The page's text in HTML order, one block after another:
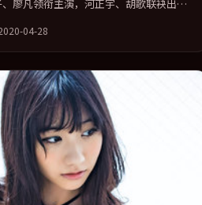
廖凡领衔主演，河正宇、胡歌联袂出
，在叙事、表演与视听上力求统一。定
地院线及主流平台同步亮相，2020 年度
适合喜欢强情节与人物弧光的观众完整
04-28